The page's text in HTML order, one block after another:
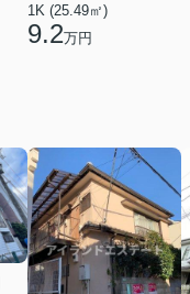
1K (25.49㎡)
9.2万円